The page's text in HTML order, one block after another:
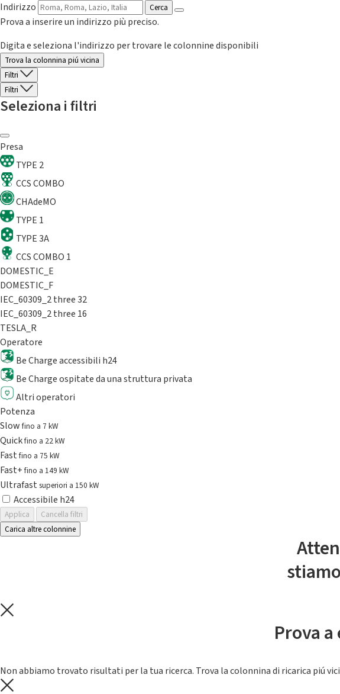
Indirizzo
Cerca
Prova a inserire un indirizzo più preciso.
Digita e seleziona l'indirizzo per trovare le colonnine disponibili
Trova la colonnina piú vicina
Filtri
Filtri
Seleziona i filtri
Presa
TYPE 2
CCS COMBO
CHAdeMO
TYPE 1
TYPE 3A
CCS COMBO 1
DOMESTIC_E
DOMESTIC_F
IEC_60309_2 three 32
IEC_60309_2 three 16
TESLA_R
Operatore
Be Charge accessibili h24
Be Charge ospitate da una struttura privata
Altri operatori
Potenza
Slowfino a 7 kW
Quickfino a 22 kW
Fastfino a 75 kW
Fast+fino a 149 kW
Ultrafast superiori a 150 kW
Accessibile h24
Applica
Cancella filtri
Carica altre colonnine
Prova
Non abbiamo trovato risultati per la tua ricerca. Trova la colonnina di ricarica piú